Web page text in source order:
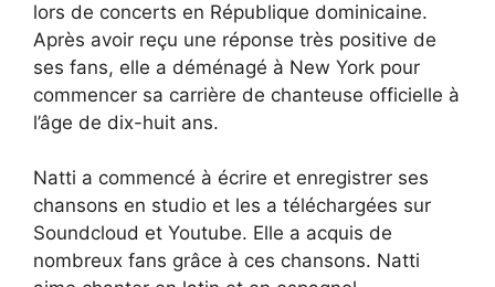
lors de concerts en République dominicaine.
Après avoir reçu une réponse très positive de
ses fans, elle a déménagé à New York pour
commencer sa carrière de chanteuse officielle à
l’âge de dix-huit ans.
Natti a commencé à écrire et enregistrer ses
chansons en studio et les a téléchargées sur
Soundcloud et Youtube. Elle a acquis de
nombreux fans grâce à ces chansons. Natti